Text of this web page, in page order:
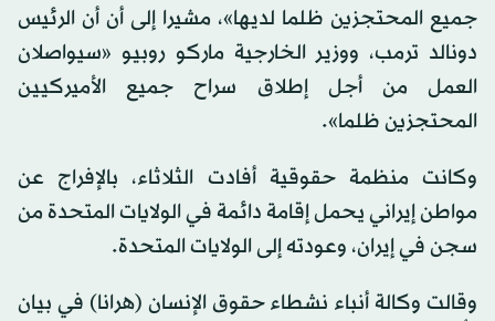
جميع المحتجزين ظلما لديها»، مشيرا إلى أن أن الرئيس
دونالد ترمب، ووزير الخارجية ماركو روبيو «سيواصلان
العمل من أجل إطلاق سراح جميع الأميركيين
المحتجزين ظلما».
وكانت منظمة حقوقية أفادت الثلاثاء، بالإفراج عن
مواطن إيراني يحمل إقامة دائمة في الولايات المتحدة من
سجن في إيران، وعودته إلى الولايات المتحدة.
وقالت وكالة أنباء نشطاء حقوق الإنسان (هرانا) في بيان